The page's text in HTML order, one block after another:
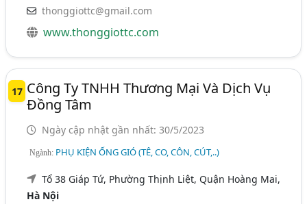
thonggiottc@gmail.com
www.thonggiottc.com
17 Công Ty TNHH Thương Mại Và Dịch Vụ
Đồng Tâm
Ngày cập nhật gần nhất: 30/5/2023
Ngành: PHỤ KIỆN ỐNG GIÓ (TÊ, CO, CÔN, CÚT,..)
Tổ 38 Giáp Tứ, Phường Thịnh Liệt, Quận Hoàng Mai,
Hà Nội